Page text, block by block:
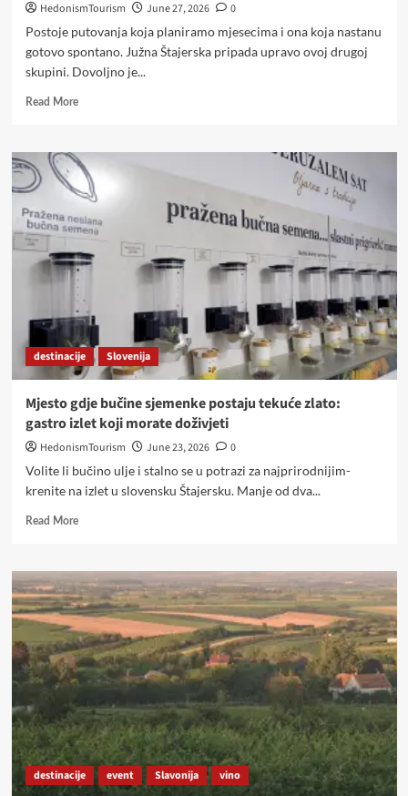
HedonismTourism June 27, 2026
0
Postoje putovanja koja planiramo mjesecima i ona koja nastanu
gotovo spontano. Južna Štajerska pripada upravo ovoj drugoj
skupini. Dovoljno je...
Read MoreRead
Između
vinograda
Michelinovih
zvjezdica:
zašto
se
svi
vraćaju
Južnu
Štajersku
destinacije Slovenija
Mjesto gdje bučine sjemenke postaju tekuće zlato:
gastro izlet koji morate doživjeti
HedonismTourism June 23, 2026
0
Volite li bučino ulje i stalno se u potrazi za najprirodnijim-
krenite na izlet u slovensku Štajersku. Manje od dva...
Read MoreRead
Mjesto
gdje
bučine
sjemenke
postaju
tekuće
zlato:
gastro
izlet
koji
morate
doživjeti
destinacije event Slavonija vino